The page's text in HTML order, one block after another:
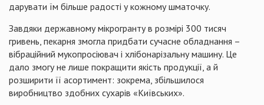
дарувати їм більше радості у кожному шматочку.
Завдяки державному мікрогранту в розмірі 300 тисяч
гривень, пекарня змогла придбати сучасне обладнання –
вібраційний мукопросіювач і хлібонарізальну машину. Це
дало змогу не лише покращити якість продукції, а й
розширити її асортимент: зокрема, збільшилося
виробництво здобних сухарів «Київських».